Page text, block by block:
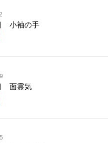
小袖の手
面霊気